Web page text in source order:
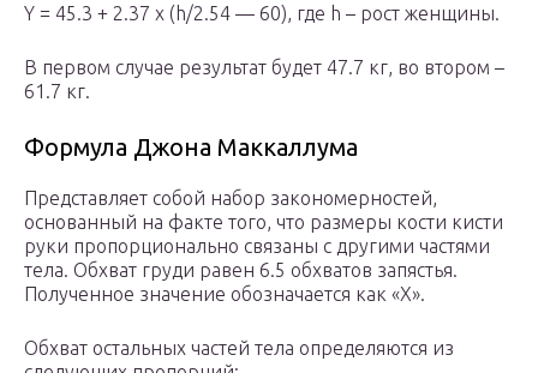
Y = 45.3 + 2.37 х (h/2.54 — 60), где h – рост женщины.
В первом случае результат будет 47.7 кг, во втором –
61.7 кг.
Формула Джона Маккаллума
Представляет собой набор закономерностей,
основанный на факте того, что размеры кости кисти
руки пропорционально связаны с другими частями
тела. Обхват груди равен 6.5 обхватов запястья.
Полученное значение обозначается как «X».
Обхват остальных частей тела определяются из